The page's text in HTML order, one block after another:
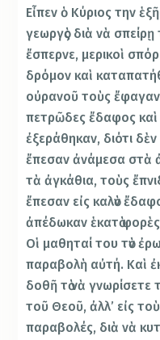
Εἶπεν ὁ Κύριος την
γεωργὸς διὰ νὰ
ἔσπερνε, μερικοὶ
δρόμον καὶ
οὐρανοῦ τοὺς
πετρῶδες ἔδαφος
ἐξεράθηκαν, διότι δὲν
ἔπεσαν ἀνάμεσα στὰ
τὰ ἀγκάθια, τοὺς
ἔπεσαν εἰς καλὸν
ἀπέδωκαν ἑκατὸ
Οἱ μαθηταί του τὸν
παραβολὴ αὐτή. Καὶ
δοθῆ τὸ νὰ γνωρίσετε
τοῦ Θεοῦ, ἀλλ’ εἰς
παραβολές, διὰ νὰ